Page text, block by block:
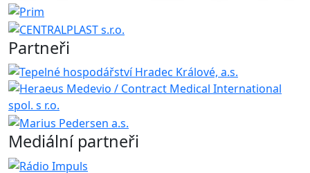
Partneři
Mediální partneři